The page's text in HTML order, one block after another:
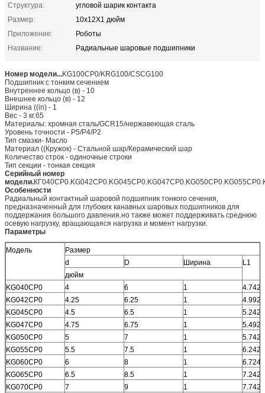
Структура:
угловой шарик контакта
Размер:
10x12X1 дюйм
Приложение:
Роботы
Название:
Радиальные шаровые подшипники
Номер модели...KG100CP0/KRG100/CSCG100
Подшипник с тонким сечением
Внутреннее кольцо (в) - 10
Внешнее кольцо (в) - 12
Ширина ((in) - 1
Вес - 3 кг.65
Материалы: хромная сталь/GCR15/нержавеющая сталь
Уровень точности - P5/P4/P2
Тип смазки- Масло
Материал ((Кружок) - Стальной шар/Керамический шар
Количество строк - одиночные строки
Тип секции - тонкая секция
Серийный номер
модели.
Особенности
Радиальный контактный шаровой подшипник тонкого сечения,
предназначенный для глубоких канавных шаровых подшипников для
поддержания большого давления.но также может поддерживать среднюю
осевую нагрузку, вращающаяся нагрузка и момент нагрузки.
Параметры
Модель
Размер
d
D Ширина
L1
дюйм
KG040CP0
4 6 1
4.742
KG042CP0
4.25 6.25 1
4.992
KG045CP0
4.5 6.5 1
5.242
KG047CP0
4.75 6.75 1
5.492
KG050CP0
5 7 1
5.742
KG055CP0
5.5 7.5 1
6.242
KG060CP0
6 8 1
6.724
KG065CP0
6.5 8.5 1
7.242
KG070CP0
7 9 1
7.742